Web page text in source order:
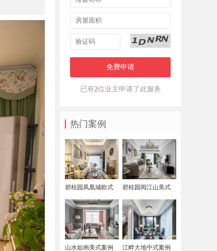
免费申请
已有2位业主申请了此服务
热门案例
碧桂园凤凰城欧式
案例
碧桂园阅江山美式
案例
山水如画美式案例 江畔大地中式案例